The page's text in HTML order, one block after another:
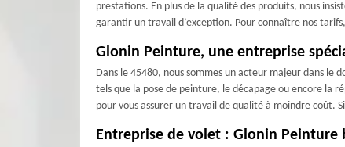
prestations. En plus de la qualité des produits, nous
garantir un travail d’exception. Pour connaître nos
Glonin Peinture, une entreprise
Dans le 45480, nous sommes un acteur majeur dans le
tels que la pose de peinture, le décapage ou encore la
pour vous assurer un travail de qualité à moindre coût.
Entreprise de volet : Glonin Peinture